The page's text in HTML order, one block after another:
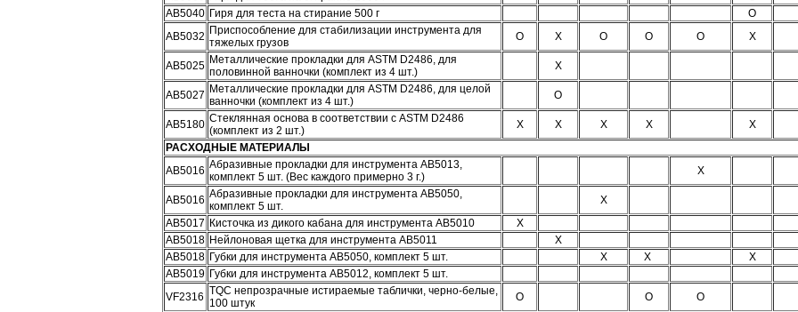
АВ5040 Гиря для теста на стирание 500 г
О
АВ5032 Приспособление для стабилизации инструмента для
тяжелых грузов
О Х О О О Х
АВ5025 Металлические прокладки для ASTM D2486, для
половинной ванночки (комплект из 4 шт.)
Х
АВ5027 Металлические прокладки для ASTM D2486, для целой
ванночки (комплект из 4 шт.)
О
АВ5180 Стеклянная основа в соответствии с ASTM D2486
(комплект из 2 шт.)
Х Х Х Х Х
РАСХОДНЫЕ МАТЕРИАЛЫ
АВ5016 Абразивные прокладки для инструмента AB5013,
комплект 5 шт. (Вес каждого примерно 3 г.)
Х
АВ5016 Абразивные прокладки для инструмента AB5050,
комплект 5 шт.
X
АВ5017 Кисточка из дикого кабана для инструмента AB5010
X
АВ5018 Нейлоновая щетка для инструмента AB5011
X
АВ5018 Губки для инструмента AB5050, комплект 5 шт. X X X
АВ5019 Губки для инструмента AB5012, комплект 5 шт.
VF2316 TQC непрозрачные истираемые таблички, черно-белые,
100 штук
O O O